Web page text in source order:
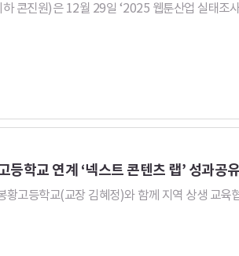
콘진원)은 12월 29일 ‘2025 웹툰산업 실태조
학교 연계 ‘넥스트 콘텐츠 랩’ 성과공
고등학교(교장 김혜정)와 함께 지역 상생 교육